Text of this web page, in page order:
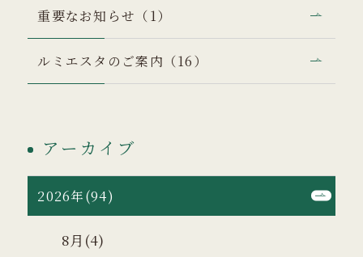
重要なお知らせ（1）
ルミエスタのご案内（16）
アーカイブ
2026年(94)
8月(4)